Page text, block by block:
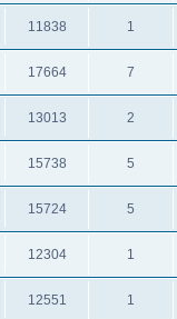
תגובות
צפיות
1
תגובות
11838
צפיות
7
תגובות
17664
צפיות
2
תגובות
13013
צפיות
5
תגובות
15738
צפיות
5
תגובות
15724
צפיות
1
תגובות
12304
צפיות
1
12551